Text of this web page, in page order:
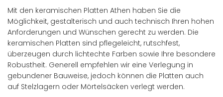
Mit den keramischen Platten Athen haben Sie die
Möglichkeit, gestalterisch und auch technisch Ihren hohen
Anforderungen und Wünschen gerecht zu werden. Die
keramischen Platten sind pflegeleicht, rutschfest,
überzeugen durch lichtechte Farben sowie Ihre besondere
Robustheit. Generell empfehlen wir eine Verlegung in
gebundener Bauweise, jedoch können die Platten auch
auf Stelzlagern oder Mörtelsäcken verlegt werden.